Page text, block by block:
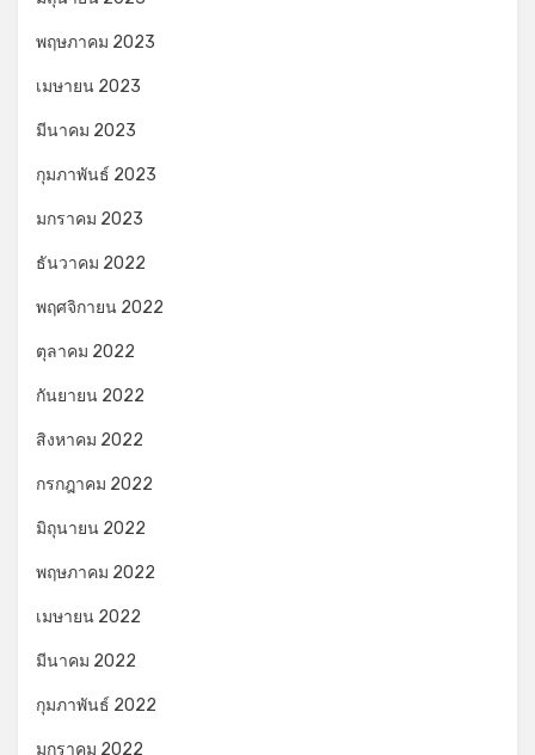
พฤษภาคม 2023
เมษายน 2023
มีนาคม 2023
กุมภาพันธ์ 2023
มกราคม 2023
ธันวาคม 2022
พฤศจิกายน 2022
ตุลาคม 2022
กันยายน 2022
สิงหาคม 2022
กรกฎาคม 2022
มิถุนายน 2022
พฤษภาคม 2022
เมษายน 2022
มีนาคม 2022
กุมภาพันธ์ 2022
มกราคม 2022